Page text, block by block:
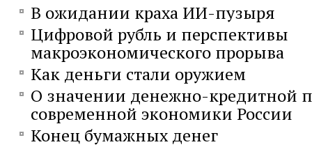
В ожидании краха ИИ-пузыря
Цифровой рубль и перспективы
макроэкономического прорыва
Как деньги стали оружием
О значении денежно-кредитной
современной экономики России
Конец бумажных денег